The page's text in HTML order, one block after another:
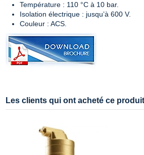
Température : 110 °C à 10 bar.
Isolation électrique : jusqu’à 600 V.
Couleur : ACS.
Les clients qui ont acheté ce